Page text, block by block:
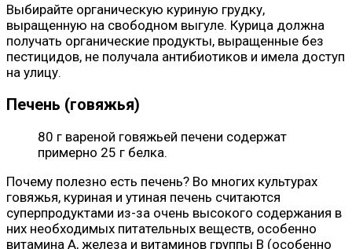
Выбирайте органическую куриную грудку,
выращенную на свободном выгуле. Курица должна
получать органические продукты, выращенные без
пестицидов, не получала антибиотиков и имела доступ
на улицу.
Печень (говяжья)
80 г вареной говяжьей печени содержат
примерно 25 г белка.
Почему полезно есть печень? Во многих культурах
говяжья, куриная и утиная печень считаются
суперпродуктами из-за очень высокого содержания в
них необходимых питательных веществ, особенно
витамина А, железа и витаминов группы В (особенно